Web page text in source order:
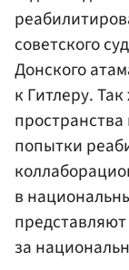
советского
Донского
к Гитлеру.
попытки
в
за